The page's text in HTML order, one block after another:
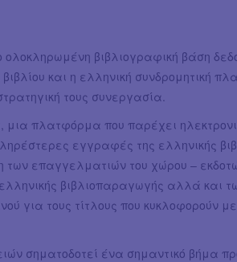
ολοκληρωμένη βιβλιογραφική βάση
και η ελληνική συνδρομητική
τους συνεργασία.
μια πλατφόρμα που παρέχει
εγγραφές της ελληνικής
των επαγγελματιών του χώρου –
βιβλιοπαραγωγής αλλά και
για τους τίτλους που κυκλοφορούν
σηματοδοτεί ένα σημαντικό βήμα